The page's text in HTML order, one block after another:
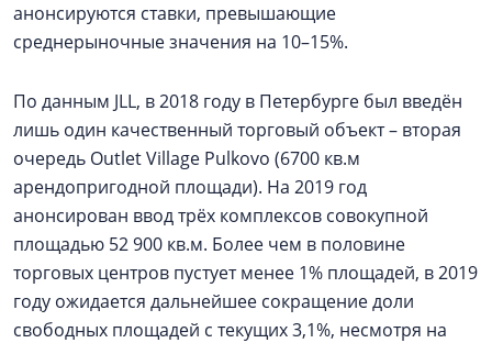
анонсируются ставки, превышающие
среднерыночные значения на 10–15%.
По данным JLL, в 2018 году в Петербурге был введён
лишь один качественный торговый объект – вторая
очередь Outlet Village Pulkovo (6700 кв.м
арендопригодной площади). На 2019 год
анонсирован ввод трёх комплексов совокупной
площадью 52 900 кв.м. Более чем в половине
торговых центров пустует менее 1% площадей, в 2019
году ожидается дальнейшее сокращение доли
свободных площадей с текущих 3,1%, несмотря на